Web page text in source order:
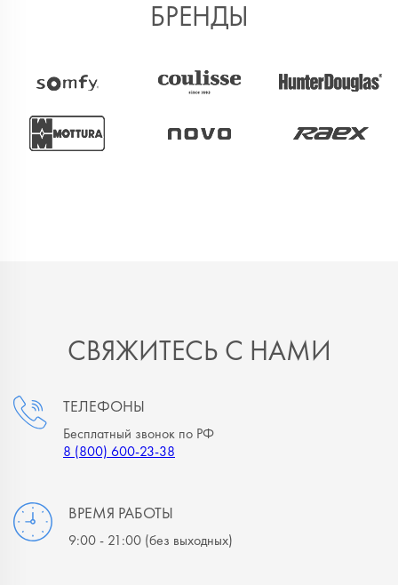
БРЕНДЫ
СВЯЖИТЕСЬ С НАМИ
ТЕЛЕФОНЫ
Бесплатный звонок по РФ
8 (800) 600-23-38
ВРЕМЯ РАБОТЫ
9:00 - 21:00 (без выходных)